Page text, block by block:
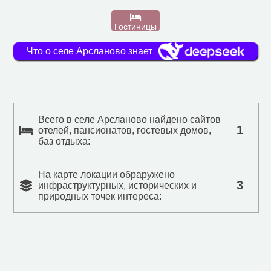
Гостиницы
Что о селе Арсланово знает
Всего в селе Арсланово найдено сайтов
отелей, пансионатов, гостевых домов,
баз отдыха:
1
На карте локации обраружено
инфраструктурных, исторических и
природных точек интереса:
3